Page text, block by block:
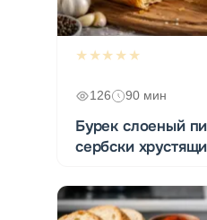
★★★★★
126 90 мин
Бурек слоеный
сербски